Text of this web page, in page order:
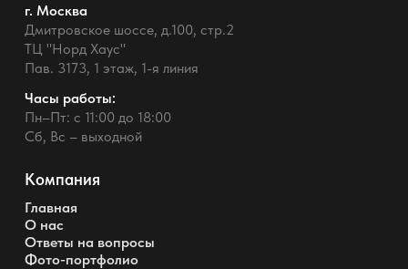
г. Москва
Дмитровское шоссе, д.100, стр.2
ТЦ "Норд Хаус"
Пав. 3173, 1 этаж, 1-я линия
Часы работы:
Пн–Пт: с 11:00 до 18:00
Сб, Вс – выходной
Компания
Главная
О нас
Ответы на вопросы
Фото-портфолио